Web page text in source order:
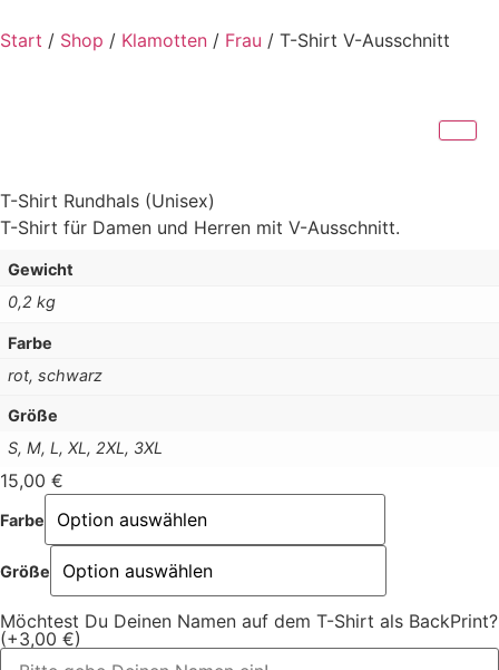
Start / Shop / Klamotten / Frau / T-Shirt V-Ausschnitt
T-Shirt Rundhals (Unisex)
T-Shirt für Damen und Herren mit V-Ausschnitt.
Gewicht
0,2 kg
Farbe
rot, schwarz
Größe
S, M, L, XL, 2XL, 3XL
15,00 €
Farbe
Größe
Möchtest Du Deinen Namen auf dem T-Shirt als BackPrint?
(+3,00 €)